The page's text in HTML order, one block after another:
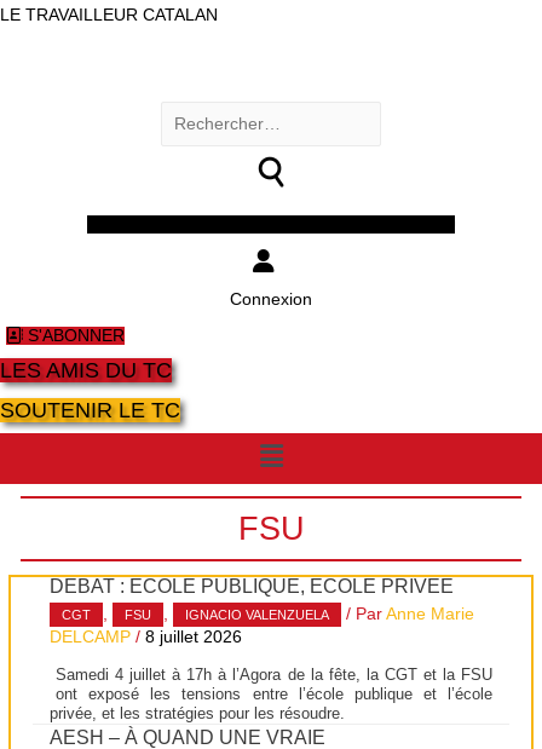
LE TRAVAILLEUR CATALAN
Rechercher :
Connexion
S'ABONNER
LES AMIS DU TC
SOUTENIR LE TC
Menu
FSU
DÉBAT : ÉCOLE PUBLIQUE, ÉCOLE PRIVÉE
CGT , FSU , IGNACIO VALENZUELA / ParAnne Marie
DELCAMP /8 juillet 2026
Samedi 4 juillet à 17h à l’Agora de la fête, la CGT et la FSU
ont exposé les tensions entre l’école publique et l’école
privée, et les stratégies pour les résoudre.
AESH – À QUAND UNE VRAIE